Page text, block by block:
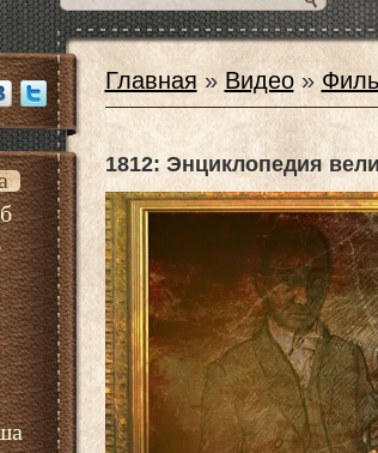
Главная »Видео»
1812: Энциклопедия